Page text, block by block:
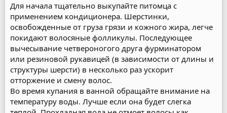
Для начала тщательно выкупайте питомца с
применением кондиционера. Шерстинки,
освобожденные от груза грязи и кожного жира, легче
покидают волосяные фолликулы. Последующее
вычесывание четвероногого друга фурминатором
или резиновой рукавицей (в зависимости от длины и
структуры шерсти) в несколько раз ускорит
отторжение и смену волос.
Во время купания в ванной обращайте внимание на
температуру воды. Лучше если она будет слегка